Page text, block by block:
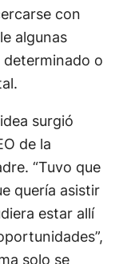
con
algunas
o
surgió
de la
“Tuvo que
quería asistir
estar allí
solo se